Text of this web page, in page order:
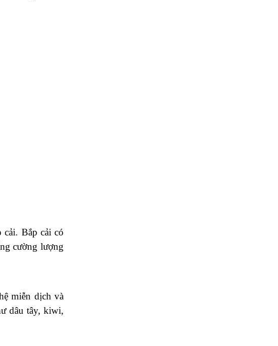
Bắp cải có
cường lượng
miễn dịch và
dâu tây, kiwi,